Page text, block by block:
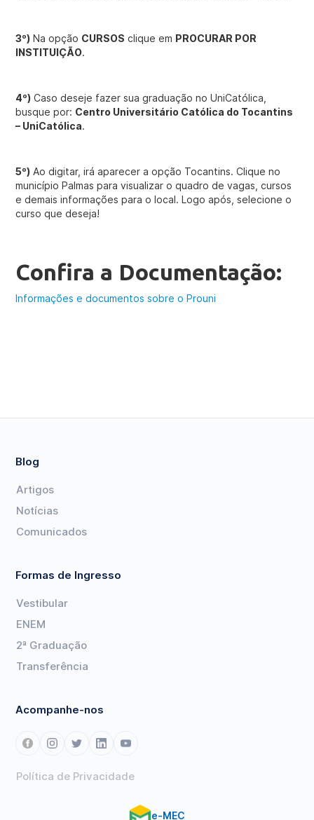
3º) Na opção CURSOS clique em PROCURAR POR
INSTITUIÇÃO.
4º) Caso deseje fazer sua graduação no UniCatólica,
busque por: Centro Universitário Católica do Tocantins
– UniCatólica.
5º) Ao digitar, irá aparecer a opção Tocantins. Clique no
município Palmas para visualizar o quadro de vagas, cursos
e demais informações para o local. Logo após, selecione o
curso que deseja!
Confira a Documentação:
Informações e documentos sobre o Prouni
Blog
Artigos
Notícias
Comunicados
Formas de Ingresso
Vestibular
ENEM
2ª Graduação
Transferência
Acompanhe-nos
Política de Privacidade
e-MEC